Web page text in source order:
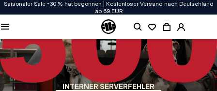
Saisonaler Sale -30 % hat begonnen | Kostenloser Versand nach Deutschland
ab 69 EUR
INTERNER SERVERFEHLER
QUALITÄT HAT BEI UNS PRIORITÄT
Unsere Kleidung wird mit Leidenschaft produziert. Bei Haltbarkeit, Langlebigkeit
der Materialien und Details machen wir keine Kompromisse.
US ORIGIN
Unsere Wurzeln reichen zurück ins San Diego der frühen 90er. Unser Stil ist roh,
authentisch und kompromisslos.